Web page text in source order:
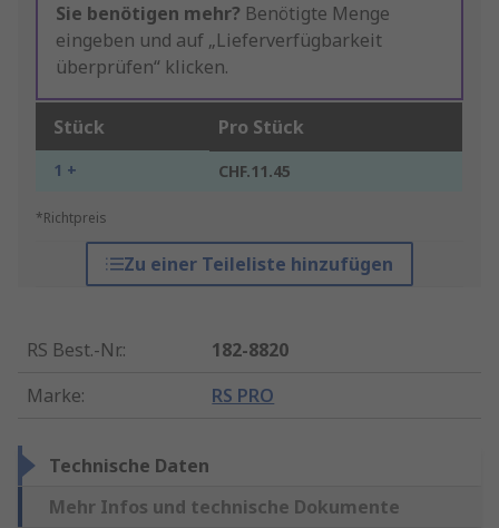
Sie benötigen mehr? Benötigte Menge
eingeben und auf „Lieferverfügbarkeit
überprüfen“ klicken.
Stück Pro Stück
1 + CHF.11.45
*Richtpreis
Zu einer Teileliste hinzufügen
RS Best.-Nr.:
182-8820
Marke: RS PRO
Technische Daten
Mehr Infos und technische Dokumente